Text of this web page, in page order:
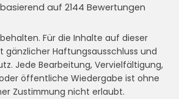
basierend auf 2144 Bewertungen
Für die Inhalte auf dieser
gänzlicher Haftungsausschluss und
Jede Bearbeitung, Vervielfältigung,
öffentliche Wiedergabe ist ohne
Zustimmung nicht erlaubt.